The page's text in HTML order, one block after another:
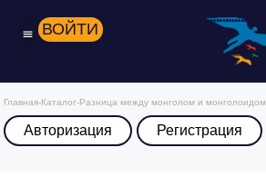
ВОЙТИ
Главная-Каталог-Разница между монголом и монголоидом
Авторизация Регистрация